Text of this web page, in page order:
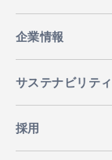
企業情報
サステナビリティ
採用